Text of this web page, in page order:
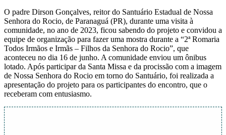
O padre Dirson Gonçalves, reitor do Santuário Estadual de Nossa
Senhora do Rocio, de Paranaguá (PR), durante uma visita à
comunidade, no ano de 2023, ficou sabendo do projeto e convidou a
equipe de organização para fazer uma mostra durante a “2ª Romaria
Todos Irmãos e Irmãs – Filhos da Senhora do Rocio”, que
aconteceu no dia 16 de junho. A comunidade enviou um ônibus
lotado. Após participar da Santa Missa e da procissão com a imagem
de Nossa Senhora do Rocio em torno do Santuário, foi realizada a
apresentação do projeto para os participantes do encontro, que o
receberam com entusiasmo.